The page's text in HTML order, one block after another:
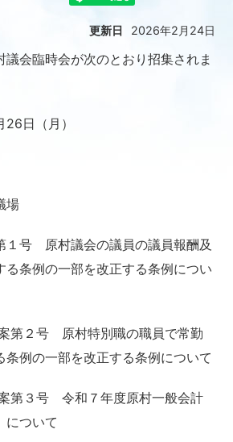
更新日 2026年2月24日
議会臨時会が次のとおり招集されま
日（月）
場
号 原村議会の議員の議員報酬及
る条例の一部を改正する条例につい
村特別職の職員で常勤
条例の一部を改正する条例について
和７年度原村一般会計
について